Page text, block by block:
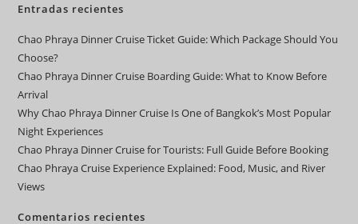
Entradas recientes
Chao Phraya Dinner Cruise Ticket Guide: Which Package Should You
Choose?
Chao Phraya Dinner Cruise Boarding Guide: What to Know Before
Arrival
Why Chao Phraya Dinner Cruise Is One of Bangkok’s Most Popular
Night Experiences
Chao Phraya Dinner Cruise for Tourists: Full Guide Before Booking
Chao Phraya Cruise Experience Explained: Food, Music, and River
Views
Comentarios recientes